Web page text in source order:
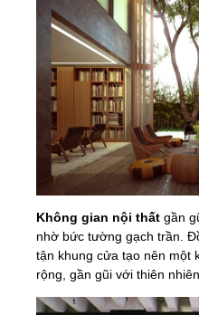
Không gian nội thất gần
nhờ bức tường gạch trần.
tận khung cửa tạo nên một
rộng, gần gũi với thiên nhiên.